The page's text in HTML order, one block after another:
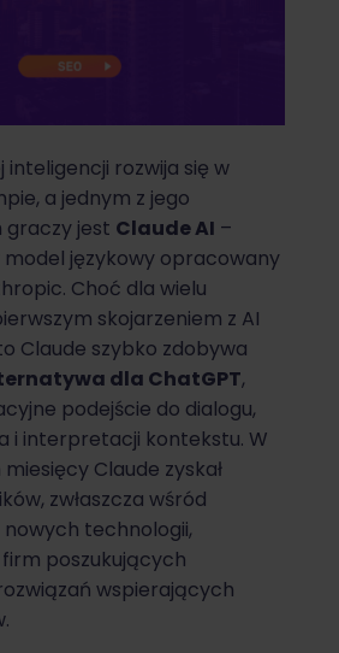
inteligencji rozwija się w
a jednym z jego
graczy jest Claude AI –
językowy opracowany
Choć dla wielu
skojarzeniem z AI
Claude szybko zdobywa
dla ChatGPT,
podejście do dialogu,
i interpretacji kontekstu. W
Claude zyskał
zwłaszcza wśród
technologii,
poszukujących
wspierających